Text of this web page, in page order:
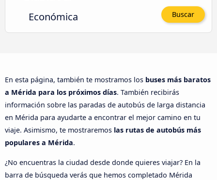
Económica Buscar
En esta página, también te mostramos los buses más baratos
a Mérida para los próximos días. También recibirás
información sobre las paradas de autobús de larga distancia
en Mérida para ayudarte a encontrar el mejor camino en tu
viaje. Asimismo, te mostraremos las rutas de autobús más
populares a Mérida.
¿No encuentras la ciudad desde donde quieres viajar? En la
barra de búsqueda verás que hemos completado Mérida